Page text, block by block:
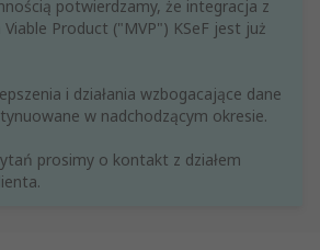
potwierdzamy, że integracja z
Viable Product ("MVP") KSeF jest już
i działania wzbogacające dane
w nadchodzącym okresie.
prosimy o kontakt z działem